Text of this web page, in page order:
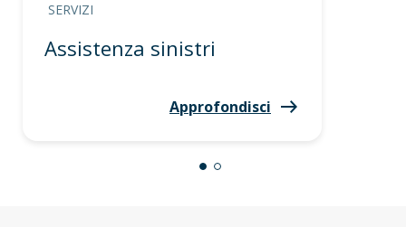
SERVIZI
Assistenza sinistri
Approfondisci